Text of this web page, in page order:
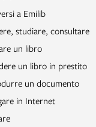
a Emilib
studiare, consultare
un libro
un libro in prestito
un documento
in Internet